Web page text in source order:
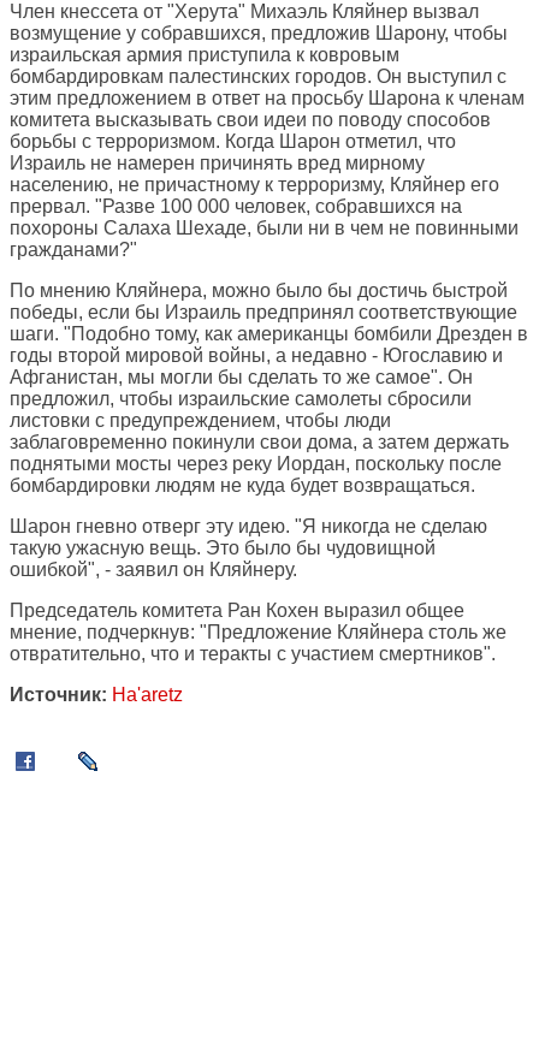
Член кнессета от "Херута" Михаэль Кляйнер вызвал
возмущение у собравшихся, предложив Шарону, чтобы
израильская армия приступила к ковровым
бомбардировкам палестинских городов. Он выступил с
этим предложением в ответ на просьбу Шарона к членам
комитета высказывать свои идеи по поводу способов
борьбы с терроризмом. Когда Шарон отметил, что
Израиль не намерен причинять вред мирному
населению, не причастному к терроризму, Кляйнер его
прервал. "Разве 100 000 человек, собравшихся на
похороны Салаха Шехаде, были ни в чем не повинными
гражданами?"
По мнению Кляйнера, можно было бы достичь быстрой
победы, если бы Израиль предпринял соответствующие
шаги. "Подобно тому, как американцы бомбили Дрезден в
годы второй мировой войны, а недавно - Югославию и
Афганистан, мы могли бы сделать то же самое". Он
предложил, чтобы израильские самолеты сбросили
листовки с предупреждением, чтобы люди
заблаговременно покинули свои дома, а затем держать
поднятыми мосты через реку Иордан, поскольку после
бомбардировки людям не куда будет возвращаться.
Шарон гневно отверг эту идею. "Я никогда не сделаю
такую ужасную вещь. Это было бы чудовищной
ошибкой", - заявил он Кляйнеру.
Председатель комитета Ран Кохен выразил общее
мнение, подчеркнув: "Предложение Кляйнера столь же
отвратительно, что и теракты с участием смертников".
Источник: Ha'aretz